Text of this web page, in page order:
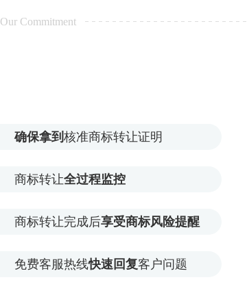
Our Commitment
确保拿到 核准商标转让证明
商标转让全过程监控
商标转让完成后享受商标风险提醒
免费客服热线快速回复客户问题